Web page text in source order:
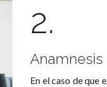
2.
Anamnesis
En el caso de que